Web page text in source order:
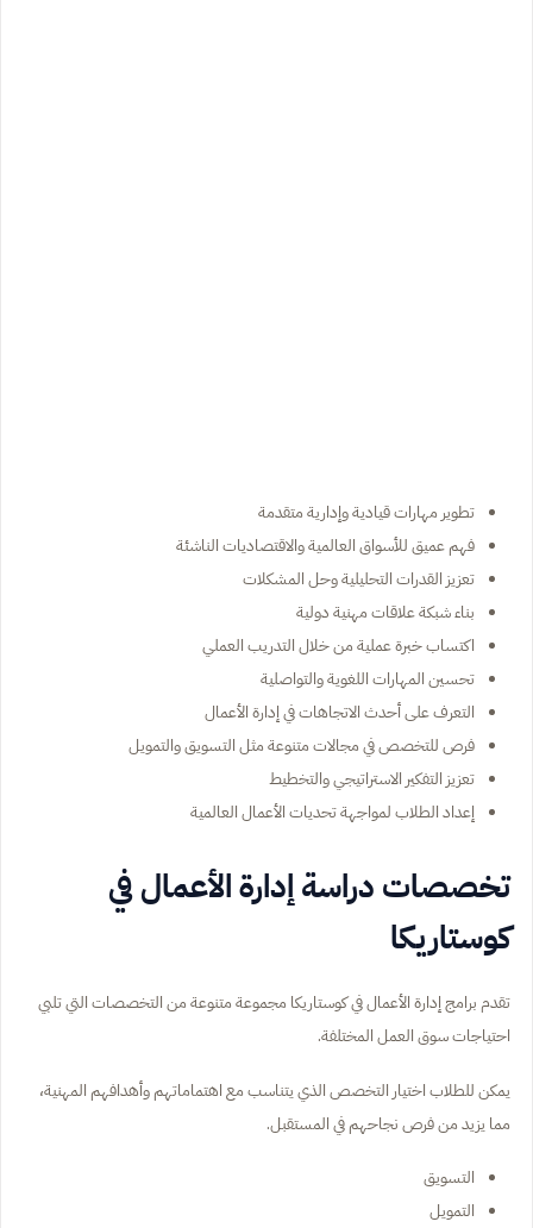
تطوير مهارات قيادية وإدارية متقدمة
فهم عميق للأسواق العالمية والاقتصاديات الناشئة
تعزيز القدرات التحليلية وحل المشكلات
بناء شبكة علاقات مهنية دولية
اكتساب خبرة عملية من خلال التدريب العملي
تحسين المهارات اللغوية والتواصلية
التعرف على أحدث الاتجاهات في إدارة الأعمال
فرص للتخصص في مجالات متنوعة مثل التسويق والتمويل
تعزيز التفكير الاستراتيجي والتخطيط
إعداد الطلاب لمواجهة تحديات الأعمال العالمية
تخصصات دراسة إدارة الأعمال في
كوستاريكا
تقدم برامج إدارة الأعمال في كوستاريكا مجموعة متنوعة من التخصصات التي تلبي
احتياجات سوق العمل المختلفة.
يمكن للطلاب اختيار التخصص الذي يتناسب مع اهتماماتهم وأهدافهم المهنية،
مما يزيد من فرص نجاحهم في المستقبل.
التسويق
التمويل